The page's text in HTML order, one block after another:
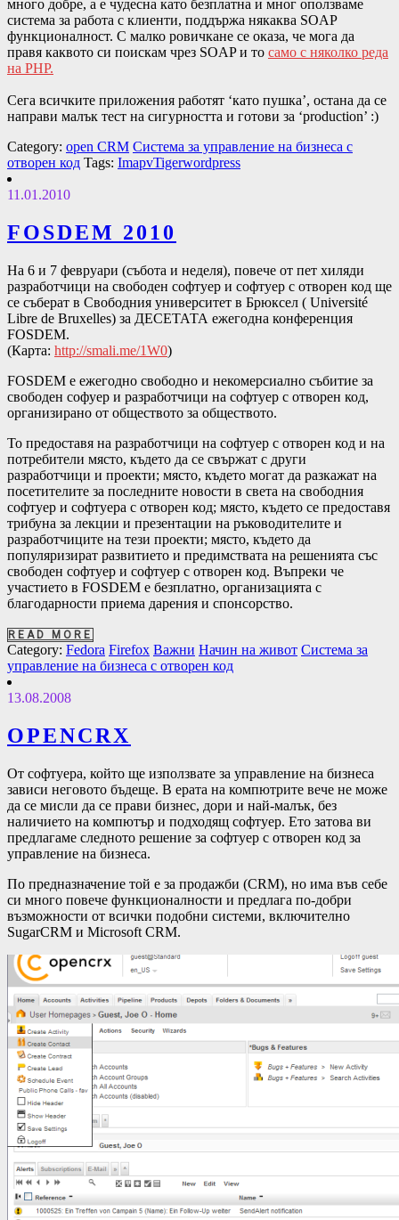
много добре, а е чудесна като безплатна и мног оползваме
система за работа с клиенти, поддържа някаква SOAP
функционалност. С малко ровичкане се оказа, че мога да
правя каквото си поискам чрез SOAP и то само с няколко реда
на PHP.
Сега всичките приложения работят ‘като пушка’, остана да се
направи малък тест на сигурността и готови за ‘production’ :)
Category: open CRM Система за управление на бизнеса с
отворен код Tags: ImapvTigerwordpress
11.01.2010
FOSDEM 2010
На 6 и 7 февруари (събота и неделя), повече от пет хиляди
разработчици на свободен софтуер и софтуер с отворен код ще
се съберат в Свободния университет в Брюксел ( Université
Libre de Bruxelles) за ДЕСЕТАТА ежегодна конференция
FOSDEM.
(Карта: http://smali.me/1W0)
FOSDEM е ежегодно свободно и некомерсиално събитие за
свободен софуер и разработчици на софтуер с отворен код,
организирано от обществото за обществото.
To предоставя на разработчици на софтуер с отвoрен код и на
потребители място, където да се свържат с други
разработчици и проекти; място, където могат да разкажат на
посетителите за последните новости в света на свободния
софтуер и софтуера с отворен код; място, където се предоставя
трибуна за лекции и презентации на ръководителите и
разработчиците на тези проекти; място, където да
популяризират развитието и предимствата на решенията със
свободен софтуер и софтуер с отворен код. Въпреки че
участието в FOSDEM е безплатно, организацията с
благодарности приема дарения и спонсорство.
READ MORE
Category: Fedora Firefox Важни Начин на живот Система за
управление на бизнеса с отворен код
13.08.2008
OPENCRX
От софтуера, който ще използвате за управление на бизнеса
зависи неговото бъдеще. В ерата на компютрите вече не може
да се мисли да се прави бизнес, дори и най-малък, без
наличието на компютър и подходящ софтуер. Ето затова ви
предлагаме следното решение за софтуер с отворен код за
управление на бизнеса.
По предназначение той е за продажби (CRM), но има във себе
си много повече функционалности и предлага по-добри
възможности от всички подобни системи, включително
SugarCRM и Microsoft CRM.